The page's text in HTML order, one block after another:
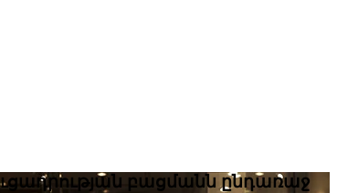
բացմանն ընդառաջ